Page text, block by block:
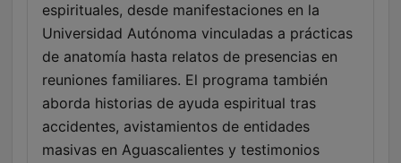
espirituales, desde manifestaciones en la
Universidad Autónoma vinculadas a prácticas
de anatomía hasta relatos de presencias en
reuniones familiares. El programa también
aborda historias de ayuda espiritual tras
accidentes, avistamientos de entidades
masivas en Aguascalientes y testimonios